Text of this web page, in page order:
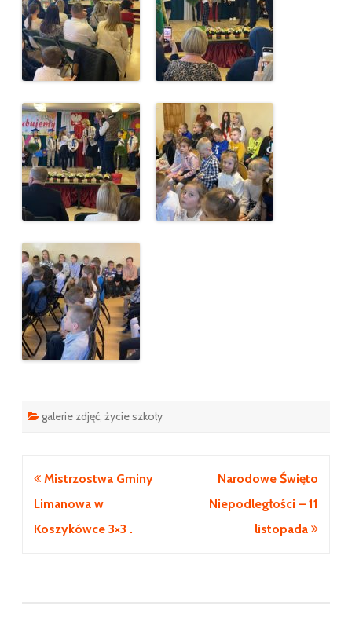
galerie zdjęć życie szkoły
Nawigacja
wpisu
Mistrzostwa Gminy
Limanowa w
Koszykówce 3×3 .
Narodowe Święto
Niepodległości – 11
listopada